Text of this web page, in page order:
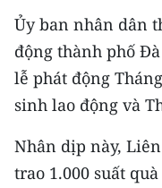
Infographic
TIN MỚI
Trung du và miền
Ủy ban nhân dân
động thành phố
lễ phát động
sinh lao động và
Nhân dịp này,
trao 1.000 suất